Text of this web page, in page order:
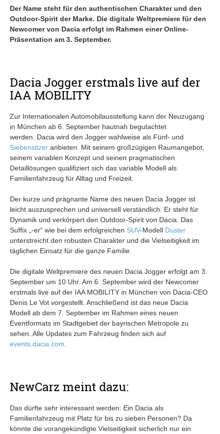
Der Name steht für den authentischen Charakter und den
Outdoor-Spirit der Marke. Die digitale Weltpremiere für den
Newcomer von Dacia erfolgt im Rahmen einer Online-
Präsentation am 3. September.
Dacia Jogger erstmals live auf der
IAA MOBILITY
Zur Internationalen Automobilausstellung kann der Neuzugang
in München ab 6. September hautnah begutachtet
werden. Dacia wird den Jogger wahlweise als Fünf- und
Siebensitzer anbieten. Mit seinem großzügigen Raumangebot,
seinem variablen Konzept und seinen pragmatischen
Detaillösungen qualifiziert sich das variable Modell als
Familienfahrzeug für Alltag und Freizeit.
Der kurze und prägnante Name des neuen Dacia Jogger ist
leicht auszusprechen und universell verständlich. Er steht für
Dynamik und verkörpert den Outdoor-Spirit von Dacia. Das
Suffix „-er“ wie bei dem erfolgreichen SUV-Modell Duster
unterstreicht den robusten Charakter und die Vielseitigkeit im
täglichen Einsatz für die ganze Familie.
Die digitale Weltpremiere des neuen Dacia Jogger erfolgt am 3.
September um 10 Uhr. Am 6. September wird der Newcomer
erstmals live auf der IAA MOBILITY in München von Dacia-CEO
Denis Le Vot vorgestellt. Anschließend ist das neue Dacia
Modell ab dem 7. September im Rahmen eines neuen
Eventformats im Stadtgebiet der bayrischen Metropole zu
sehen. Alle Updates zum Fahrzeug finden sich auf
events.dacia.com
NewCarz meint dazu:
Das dürfte sehr interessant werden: Ein Dacia als
Familienfahrzeug mit Platz für bis zu sieben Personen? Da
könnte die vorangekündigte Vielseitigkeit sicherlich nur ein